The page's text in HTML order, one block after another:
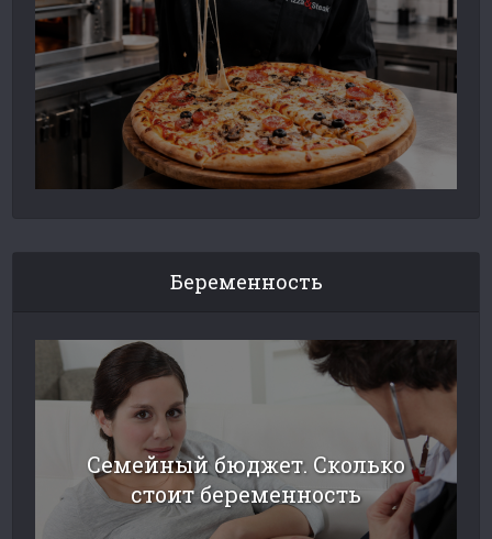
Беременность
Семейный бюджет. Сколько
стоит беременность